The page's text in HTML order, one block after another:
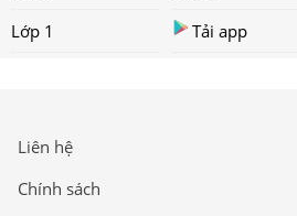
Lớp 1
Tải app
Liên hệ
Chính sách